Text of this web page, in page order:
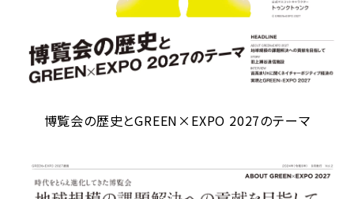
博覧会の歴史とGREEN×EXPO 2027のテーマ